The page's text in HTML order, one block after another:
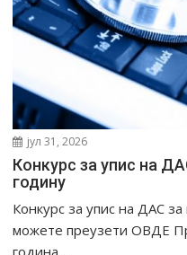
јул 31, 2026
Конкурс за упис на
годину
Конкурс за упис на ДАС
можете преузети ОВДЕ
година...